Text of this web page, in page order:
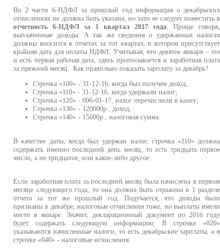
Во 2 части 6-НДФЛ за прошлый год информация о декабрьских
отчислениях не должна быть указана, но зато ее следует поместить в
отчетность 6-НДФЛ за 1 квартал 2017 года . Проще говоря,
выплаченные доходы. А так же сведения о удержанных налогах
должны вносится в отчетах за тот квартал, в котором присутствует
крайняя дата для оплаты НДФЛ. Учитывая, что девятое января – это
и есть первая рабочая дата, здесь прописывается и заработная плата
за прежний месяц. Как правильно показать зарплату за декабрь?
Строчка «100» - 31-12-16, когда был получен доход;
Строчка «110» - 31-12-16, когда удержали налог;
Строчка «120» - 096-01-17, налог перечислили в казну;
Строчка «130» - 120000р., доход;
Строчка «140» - 15600р., налоговая сумма.
В качестве даты, когда был удержан налог, строчка «110» должна
содержать именно последний день месяц, то есть тридцать первое
число, а не тридцатое, или какое-либо другое.
Если заработная плата за последний месяц была начислена в первом
месяце следующего года, то она должна быть отражена в 1 разделе
отчета за тот же прошлый год. Подучается, что доходы были
признаны в декабре, налоговые отчисления тоже, но выплаты имели
место в январе. Значит, декларационный документ по 2016 году
будет содержать следующую информацию: В строчке «020»
указываются начисленные налоги, то есть декабрьские зарплаты, а в
строчке «040» - налоговые исчисления.